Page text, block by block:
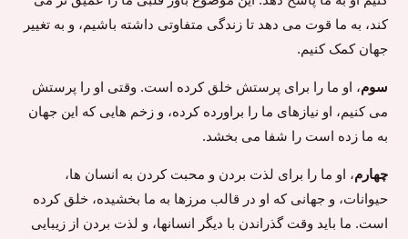
کند، به ما قوت می دهد تا زندگی متفاوتی داشته باشیم، و به تغییر
جهان کمک کنیم.
سوم، او ما را برای پرستش خلق کرده است. وقتی او را پرستش
می کنیم، او نیازهای ما را براورده کرده، و زخم هایی که این جهان
به ما زده است را شفا می بخشد.
چهارم، او ما را برای لذت بردن و محبت کردن به انسان ها،
حیوانات، و جهانی که او در قالب مرزها به ما بخشیده، خلق کرده
است. ما باید وقت گذراندن با دیگر انسانها، و لذت بردن از زیبایی